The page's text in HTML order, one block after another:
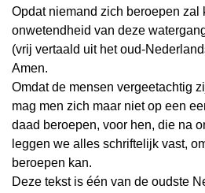
Opdat niemand zich beroepen zal
onwetendheid van deze
(vrij vertaald uit het oud-
Amen.
Omdat de mensen vergeetachtig
mag men zich maar niet op een
daad beroepen, voor hen, die na
leggen we alles schriftelijk vast,
beroepen kan.
Deze tekst is één van de oudste